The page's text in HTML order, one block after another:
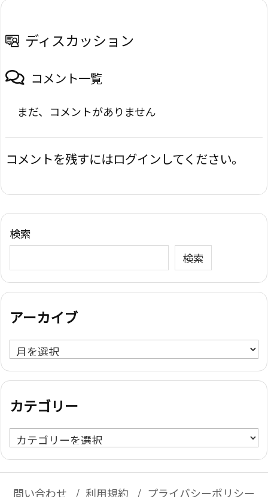
ディスカッション
コメント一覧
まだ、コメントがありません
コメントを残すにはログインしてください。
検索
検索
アーカイブ
ア
ー
カ
ブ
カテゴリー
カ
テ
問い合わせ 利用規約 プライバシーポリシー